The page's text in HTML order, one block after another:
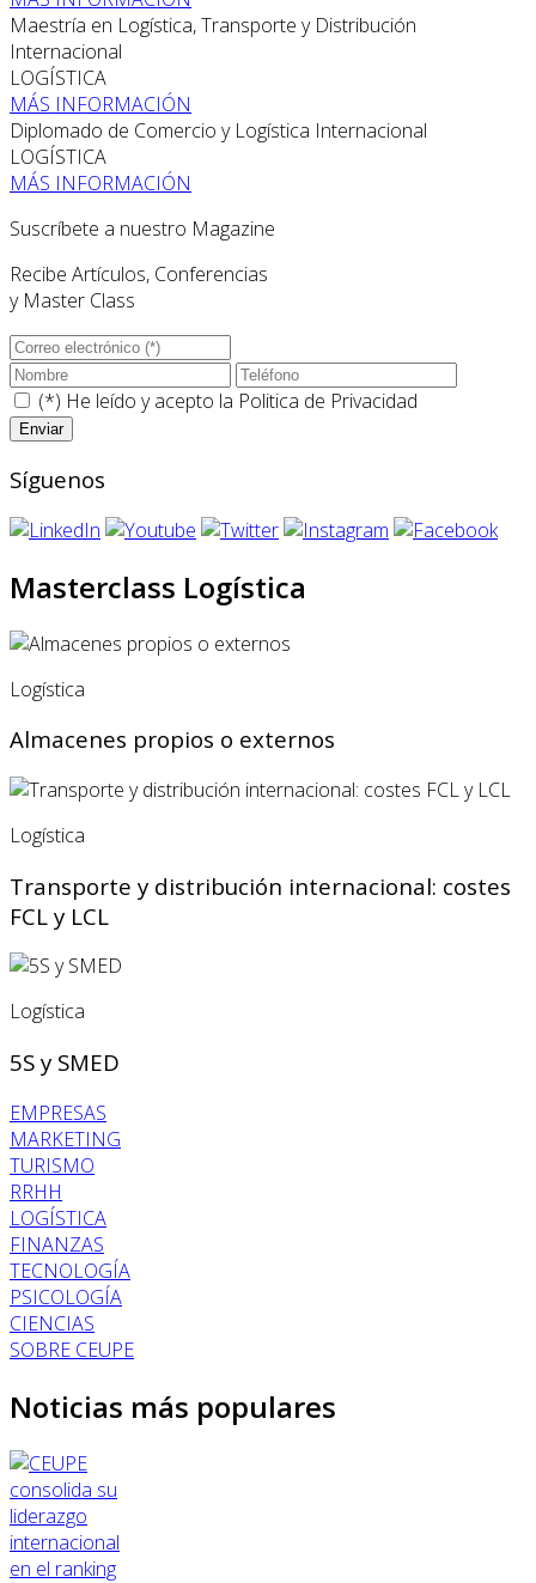
Maestría en Logística, Transporte y Distribución
Internacional
LOGÍSTICA
MÁS INFORMACIÓN
Diplomado de Comercio y Logística Internacional
LOGÍSTICA
MÁS INFORMACIÓN
Suscríbete a nuestro Magazine
Recibe Artículos, Conferencias
y Master Class
(*) He leído y acepto la Politica de Privacidad
Síguenos
Masterclass Logística
Logística
Almacenes propios o externos
Logística
Transporte y distribución internacional: costes
FCL y LCL
Logística
5S y SMED
EMPRESAS
MARKETING
TURISMO
RRHH
LOGÍSTICA
FINANZAS
TECNOLOGÍA
PSICOLOGÍA
CIENCIAS
SOBRE CEUPE
Noticias más populares